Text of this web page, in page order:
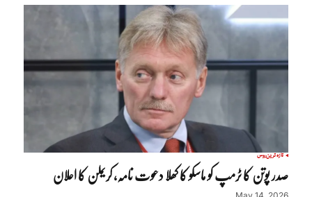
تازہ ترینروس
صدر پوتن کا ٹرمپ کو ماسکو کا کھلا دعوت نامہ، کریملن کا اعلان